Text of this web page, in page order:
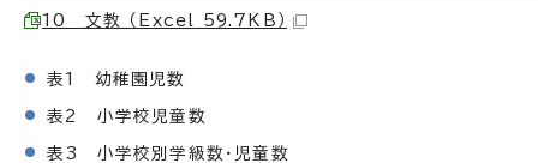
10 文教 （Excel 59.7KB）
表1 幼稚園児数
表2 小学校児童数
表3 小学校別学級数・児童数